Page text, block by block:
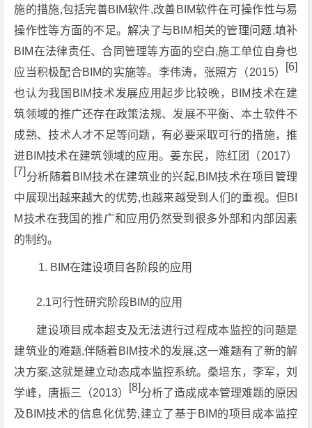
施的措施,包括完善BIM软件,改善BIM软件在可操作性与易
操作性等方面的不足。解决了与BIM相关的管理问题,填补
BIM在法律责任、合同管理等方面的空白,施工单位自身也
应当积极配合BIM的实施等。李伟涛，张照方（2015）
[6]
也认为我国BIM技术发展应用起步比较晚，BIM技术在建
筑领域的推广还存在政策法规、发展不平衡、本土软件不
成熟、技术人才不足等问题，有必要采取可行的措施，推
进BIM技术在建筑领域的应用。姜东民，陈红团（2017）
[7] 分析随着BIM技术在建筑业的兴起,BIM技术在项目管理
中展现出越来越大的优势,也越来越受到人们的重视。但BI
M技术在我国的推广和应用仍然受到很多外部和内部因素
的制约。
BIM在建设项目各阶段的应用
2.1可行性研究阶段BIM的应用
建设项目成本超支及无法进行过程成本监控的问题是
建筑业的难题,伴随着BIM技术的发展,这一难题有了新的解
决方案,这就是建立动态成本监控系统。桑培东，李军，刘
学峰，唐振三（2013）
[8]分析了造成成本管理难题的原因
及BIM技术的信息化优势,建立了基于BIM的项目成本监控